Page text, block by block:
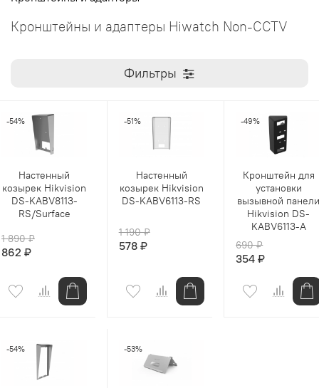
Кронштейны и адаптеры Hiwatch Non-CCTV
Фильтры
-54%
Настенный
козырек Hikvision
DS-KABV8113-
RS/Surface
1 890 ₽
862 ₽
-51%
Настенный
козырек Hikvision
DS-KABV6113-RS
1 190 ₽
578 ₽
-49%
Кронштейн для
установки
вызывной
Hikvision DS-
KABV6113-A
690 ₽
354 ₽
-54% -53%